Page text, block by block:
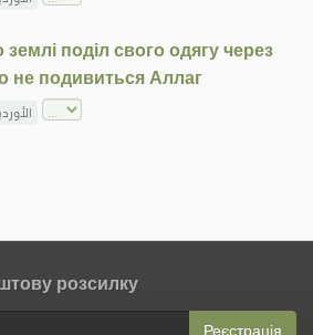
поділ свого одягу через
не подивиться Аллаг
розсилку